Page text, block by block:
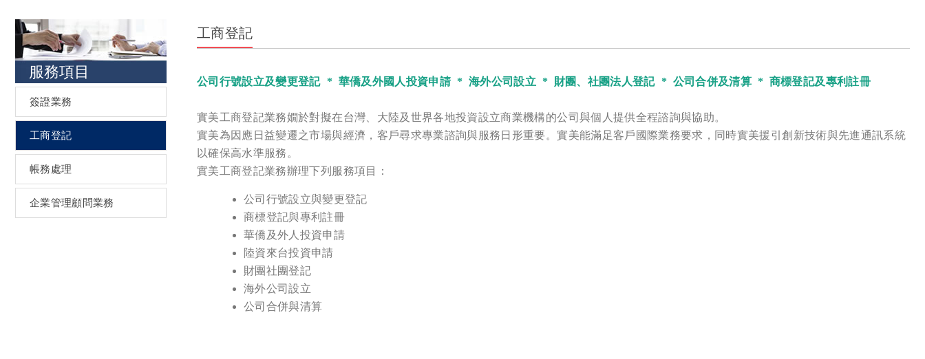
服務項目
簽證業務
工商登記
帳務處理
企業管理顧問業務
工商登記
公司行號設立及變更登記 * 華僑及外國人投資申請 * 海外公司設立 * 財團、社團法人登記 * 公司合併及清算 * 商標登記及專利註冊
實美工商登記業務嫺於對擬在台灣、大陸及世界各地投資設立商業機構的公司與個人提供全程諮詢與協助。
實美為因應日益變遷之市場與經濟，客戶尋求專業諮詢與服務日形重要。實美能滿足客戶國際業務要求，同時實美援引創新技術與先進通訊系統
以確保高水準服務。
實美工商登記業務辦理下列服務項目：
公司行號設立與變更登記
商標登記與專利註冊
華僑及外人投資申請
陸資來台投資申請
財團社團登記
海外公司設立
公司合併與清算